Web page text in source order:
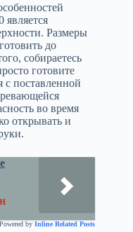
является
Размеры
до
собираетесь
готовите
с поставленной
во время
открывать и
Powered by Inline Related Posts